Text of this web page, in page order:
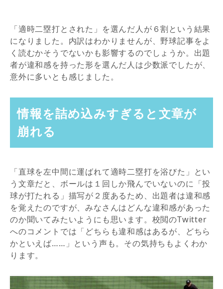
「適時二塁打とされた」を選んだ人が６割という結果
になりました。内訳はわかりませんが、野球記事をよ
く読むかそうでないかも影響するのでしょうか。出題
者が違和感を持った形を選んだ人は少数派でしたが、
意外に多いとも感じました。
情報を詰め込みすぎると文章が
崩れる
「直球を左中間に運ばれて適時二塁打を浴びた」とい
う文章だと、ボールは１回しか飛んでいないのに「投
球が打たれる」描写が２度あるため、出題者は違和感
を覚えたのですが、みなさんはどんな違和感があった
のか聞いてみたいようにも思います。校閲のTwitter
へのコメントでは「どちらも違和感はあるが、どちら
かといえば……」という声も。その気持ちもよくわか
ります。